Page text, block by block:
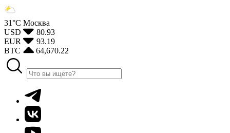
31°С Москва
USD
80.93
EUR
93.19
BTC
64,670.22